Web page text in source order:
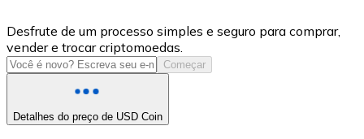
USD Coin
USDC
Desfrute de um processo simples e seguro para comprar,
vender e trocar criptomoedas.
Começar
Detalhes do preço de USD Coin